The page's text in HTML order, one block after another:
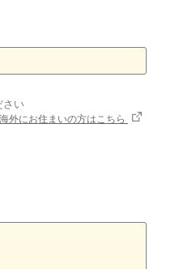
さい
海外にお住まいの方はこちら